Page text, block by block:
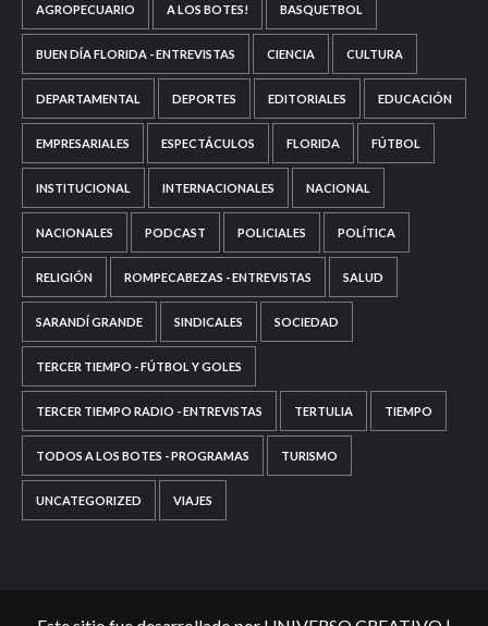
AGROPECUARIO A LOS BOTES! BASQUETBOL
BUEN DÍA FLORIDA - ENTREVISTAS CIENCIA CULTURA
DEPARTAMENTAL DEPORTES EDITORIALES EDUCACIÓN
EMPRESARIALES ESPECTÁCULOS FLORIDA FÚTBOL
INSTITUCIONAL INTERNACIONALES NACIONAL
NACIONALES PODCAST POLICIALES POLÍTICA
RELIGIÓN ROMPECABEZAS - ENTREVISTAS SALUD
SARANDÍ GRANDE SINDICALES SOCIEDAD
TERCER TIEMPO - FÚTBOL Y GOLES
TERCER TIEMPO RADIO - ENTREVISTAS TERTULIA TIEMPO
TODOS A LOS BOTES - PROGRAMAS TURISMO
UNCATEGORIZED VIAJES